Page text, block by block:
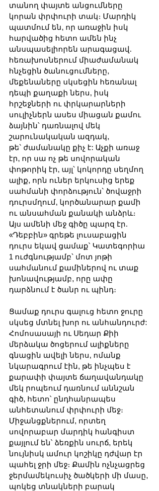
տանող փայտե անցումները
կորան փրփուրի տակ։ Մարդիկ
պատմում են, որ առաջին իսկ
հարվածից հետո ամեն ինչ
անսպասելիորեն արագացավ.
հեռախոսներում միաժամանակ
հնչեցին ծանուցումները,
մեքենաները սկսեցին հեռանալ
դեպի քաղաքի ներս, իսկ
հրշեջների ու փրկարարների
սուլիչներն ասես միացան քամու
ձայնին՝ դառնալով մեկ
շարունակական ազդակ,
թե՝ ժամանակը քիչ է: Աչքի առաջ
էր, որ սա ոչ թե սովորական
փոթորիկ էր, այլ՝ կոկորդը սեղմող
ալիք, որն ուներ երկուսից երեք
սահմանի փորձություն՝ ծովաջրի
դուրսմղում, կործանարար քամի
ու անսահման քանակի անձրև։
Այս ամենի մեջ գիծը պարզ էր.
«Դեբբին» գրեթե լուսաբացին
դուրս եկավ ցամաք՝ Կատեգորիա
1 ուժգնությամբ՝ մոտ յոթի
սահմանում քամիներով ու տաք
խոնավությամբ, որը ափը
դարձնում է ծանր ու պինդ։
Ցամաք դուրս գալուց հետո ջուրը
սկսեց մտնել խոր ու անհանդուրժ:
Հոմոսասայի ու Սեդար Քիի
մերձակա ծոցերում ալիքները
գնացին ավելի ներս, ոմանք
նկարագրում էին, թե ինչպես է
քարափի փայտե ճաղավանդակը
մեկ րոպեում դառնում աննշան
գիծ, հետո՝ ընդհանրապես
անհետանում փրփուրի մեջ։
Միջանցքներում, որտեղ
սովորաբար մարդիկ հանգիստ
քայլում են՝ ձեռքին սուրճ, երեկ
նույնիսկ ամուր կոշիկը դժվար էր
պահել ջրի մեջ։ Քամին ոչնչացրեց
ջերմամեկուսիչ ծածկերի մի մասը,
պոկեց տնակների բարակ